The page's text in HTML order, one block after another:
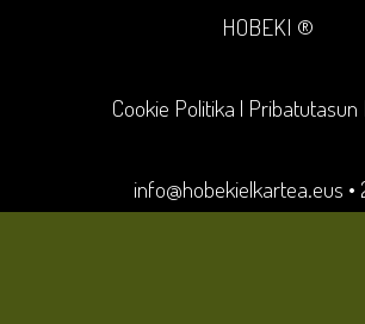
HOBEKI ®
Cookie Politika | Pribatutasun
info@hobekielkartea.eus •